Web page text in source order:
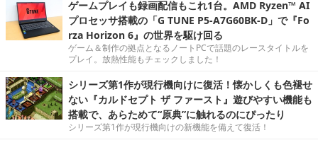
ゲームプレイも録画配信もこれ1台。AMD Ryzen™ AI
プロセッサ搭載の「G TUNE P5-A7G60BK-D」で『Fo
rza Horizon 6』の世界を駆け回る
ゲーム＆制作の拠点となるノートPCで話題のレースタイトルを
プレイ。放熱性能もチェックしました！
シリーズ第1作が現行機向けに復活！懐かしくも色褪せ
ない『カルドセプト ザ ファースト』遊びやすい機能も
搭載で、あらためて“原典”に触れるのにぴったり
シリーズ第1作が現行機向けの新機能を備えて復活！